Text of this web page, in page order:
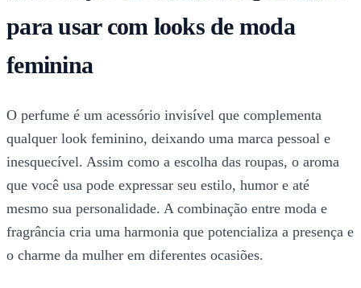
para usar com looks de moda
feminina
O perfume é um acessório invisível que complementa
qualquer look feminino, deixando uma marca pessoal e
inesquecível. Assim como a escolha das roupas, o aroma
que você usa pode expressar seu estilo, humor e até
mesmo sua personalidade. A combinação entre moda e
fragrância cria uma harmonia que potencializa a presença e
o charme da mulher em diferentes ocasiões.